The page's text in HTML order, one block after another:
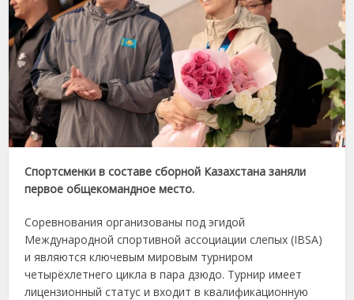
Спортсменки в составе сборной Казахстана заняли
первое общекомандное место.
Соревнования организованы под эгидой
Международной спортивной ассоциации слепых (IBSA)
и являются ключевым мировым турниром
четырёхлетнего цикла в пара дзюдо. Турнир имеет
лицензионный статус и входит в квалификационную